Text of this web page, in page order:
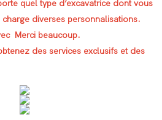
quel type d’excavatrice dont vous
diverses personnalisations.
Merci beaucoup.
des services exclusifs et des